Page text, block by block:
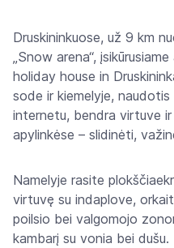
Druskininkuose, už 9 km
„Snow arena“,
holiday house in
sode ir kiemelyje, naudotis
internetu, bendra virtuve
apylinkėse – slidinėti,
Namelyje rasite
virtuvę su indaplove,
poilsio bei valgomojo
kambarį su vonia bei dušu.